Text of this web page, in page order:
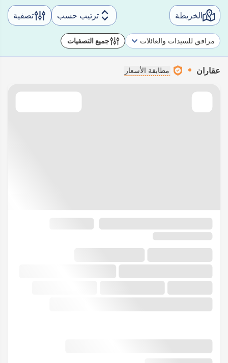
الخريطة ترتيب حسب تصفية
مرافق للسيدات والعائلات جميع التصفيات
عقاران مطابقة الأسعار